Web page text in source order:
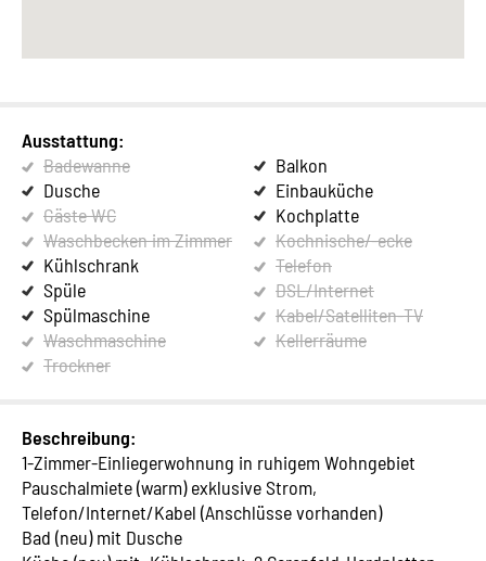
Ausstattung:
Badewanne
Dusche
Gäste WC
Waschbecken im Zimmer
Balkon
Einbauküche
Kochplatte
Kochnische/-ecke
Kühlschrank
Spüle
Spülmaschine
Waschmaschine
Trockner
Telefon
DSL/Internet
Kabel/Satelliten-TV
Kellerräume
Beschreibung:
1-Zimmer-Einliegerwohnung in ruhigem Wohngebiet
Pauschalmiete (warm) exklusive Strom,
Telefon/Internet/Kabel (Anschlüsse vorhanden)
Bad (neu) mit Dusche